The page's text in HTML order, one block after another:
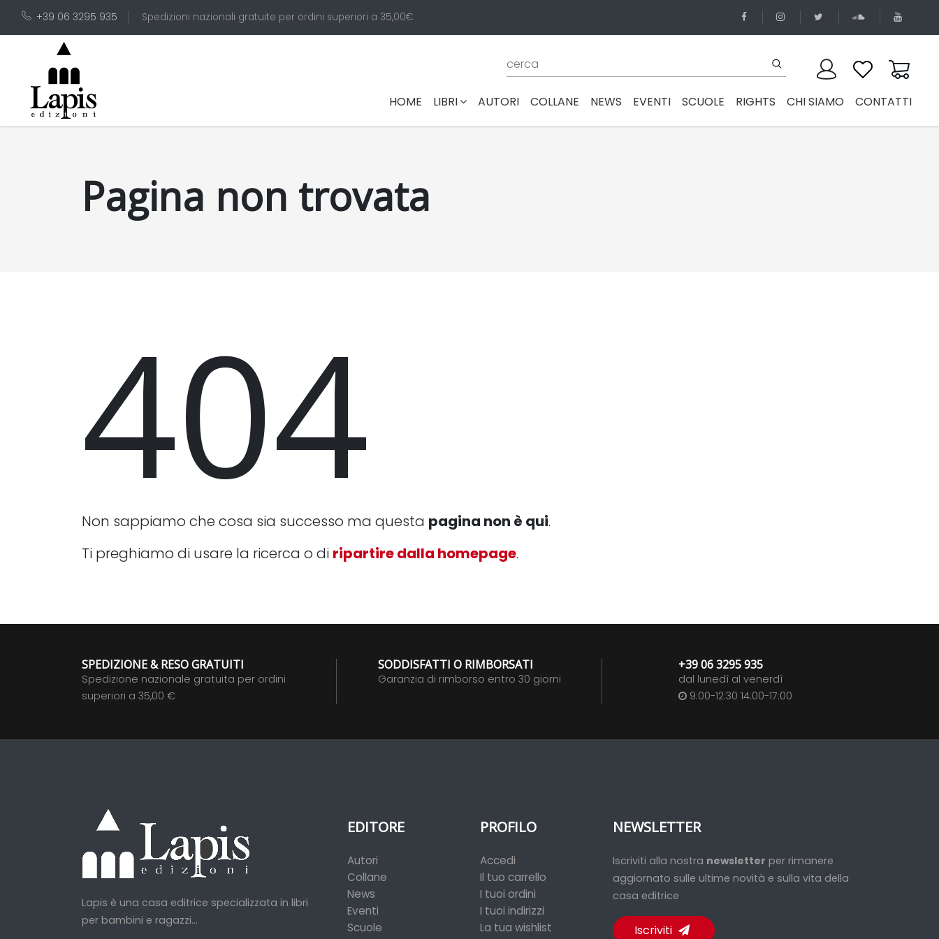
+39 06 3295 935 Spedizioni nazionali gratuite per ordini superiori a 35,00€
HOME (CURRENT)
LIBRI AUTORI COLLANE NEWS EVENTI SCUOLE RIGHTS CHI SIAMO CONTATTI
Pagina non trovata
404
Non sappiamo che cosa sia successo ma questa pagina non è qui.
Ti preghiamo di usare la ricerca o di ripartire dalla homepage.
SPEDIZIONE & RESO GRATUITI
Spedizione nazionale gratuita per ordini
superiori a 35,00 €
SODDISFATTI O RIMBORSATI
Garanzia di rimborso entro 30 giorni
+39 06 3295 935
dal lunedì al venerdì
9:00-12:30 14:00-17:00
Lapis è una casa editrice specializzata in libri
per bambini e ragazzi...
EDITORE
Autori
Collane
News
Eventi
Scuole
PROFILO
Accedi
Il tuo carrello
I tuoi ordini
I tuoi indirizzi
La tua wishlist
NEWSLETTER
Iscriviti alla nostra newsletter per rimanere
aggiornato sulle ultime novità e sulla vita della
casa editrice
Iscriviti